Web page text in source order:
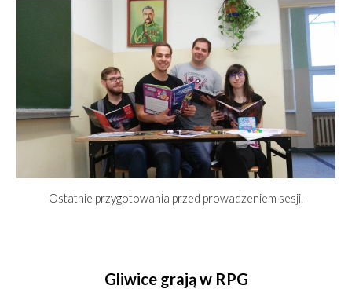
Ostatnie przygotowania przed prowadzeniem sesji.
Gliwice grają w RPG